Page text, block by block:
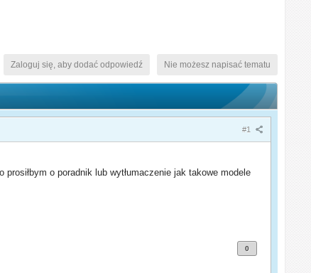
Nie możesz napisać tematu
Zaloguj się, aby dodać odpowiedź
#1
o poradnik lub wytłumaczenie jak takowe modele
0